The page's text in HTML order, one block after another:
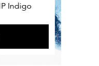
Indigo